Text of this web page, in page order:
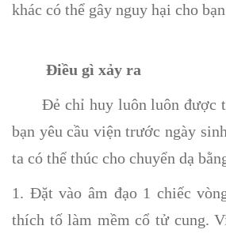
khác có thể gây nguy hại cho
Điều gì xảy ra
Đẻ chỉ huy luôn luôn được
bạn yêu cầu viện trước ngày
ta có thể thúc cho chuyển dạ
1. Đặt vào âm đạo 1 chiếc
thích tố làm mềm cổ tử cung.